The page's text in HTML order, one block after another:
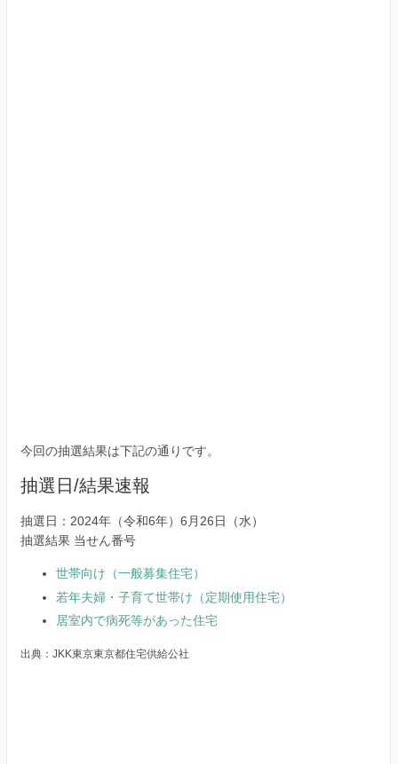
今回の抽選結果は下記の通りです。
抽選日/結果速報
抽選日：2024年（令和6年）6月26日（水）
抽選結果 当せん番号
世帯向け（一般募集住宅）
若年夫婦・子育て世帯け（定期使用住宅）
居室内で病死等があった住宅
出典：JKK東京東京都住宅供給公社